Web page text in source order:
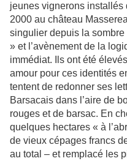
jeunes vignerons
2000 au château
singulier depuis la
» et l’avènement de la
immédiat. Ils ont été
amour pour ces identités
tentent de redonner ses
Barsacais dans l’aire de
rouges et de barsac. En
quelques hectares « à
de vieux cépages francs
au total – et remplacé les